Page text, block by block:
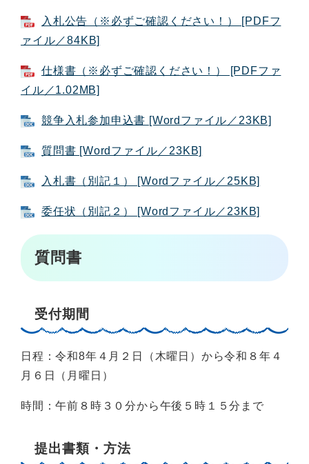
入札公告（※必ずご確認ください！） [PDFフ
ァイル／84KB]
仕様書（※必ずご確認ください！） [PDFファ
イル／1.02MB]
競争入札参加申込書 [Wordファイル／23KB]
質問書 [Wordファイル／23KB]
入札書（別記１） [Wordファイル／25KB]
委任状（別記２） [Wordファイル／23KB]
質問書
受付期間
日程：令和8年４月２日（木曜日）から令和８年４
月６日（月曜日）
時間：午前８時３０分から午後５時１５分まで
提出書類・方法